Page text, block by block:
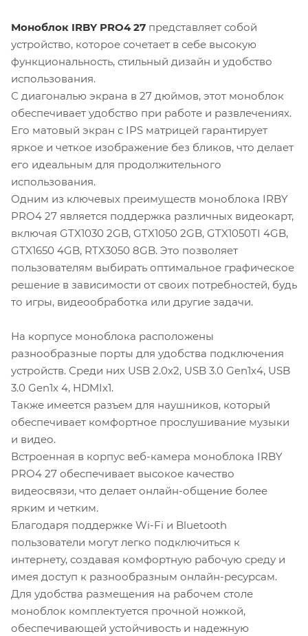
Моноблок IRBY PRO4 27 представляет собой
устройство, которое сочетает в себе высокую
функциональность, стильный дизайн и удобство
использования.
С диагональю экрана в 27 дюймов, этот моноблок
обеспечивает удобство при работе и развлечениях.
Его матовый экран с IPS матрицей гарантирует
яркое и четкое изображение без бликов, что делает
его идеальным для продолжительного
использования.
Одним из ключевых преимуществ моноблока IRBY
PRO4 27 является поддержка различных видеокарт,
включая GTX1030 2GB, GTX1050 2GB, GTX1050TI 4GB,
GTX1650 4GB, RTX3050 8GB. Это позволяет
пользователям выбирать оптимальное графическое
решение в зависимости от своих потребностей, будь
то игры, видеообработка или другие задачи.
На корпусе моноблока расположены
разнообразные порты для удобства подключения
устройств. Среди них USB 2.0х2, USB 3.0 Gen1х4, USB
3.0 Gen1х 4, HDMIх1.
Также имеется разъем для наушников, который
обеспечивает комфортное прослушивание музыки
и видео.
Встроенная в корпус веб-камера моноблока IRBY
PRO4 27 обеспечивает высокое качество
видеосвязи, что делает онлайн-общение более
ярким и четким.
Благодаря поддержке Wi-Fi и Bluetooth
пользователи могут легко подключиться к
интернету, создавая комфортную рабочую среду и
имея доступ к разнообразным онлайн-ресурсам.
Для удобства размещения на рабочем столе
моноблок комплектуется прочной ножкой,
обеспечивающей устойчивость и надежную